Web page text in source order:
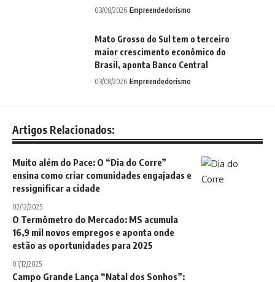
03/08/2026 Empreendedorismo
Mato Grosso do Sul tem o terceiro
maior crescimento econômico do
Brasil, aponta Banco Central
03/08/2026 Empreendedorismo
Artigos Relacionados:
Muito além do Pace: O “Dia do Corre”
ensina como criar comunidades engajadas e
ressignificar a cidade
02/12/2025
O Termômetro do Mercado: MS acumula
16,9 mil novos empregos e aponta onde
estão as oportunidades para 2025
01/12/2025
Campo Grande Lança “Natal dos Sonhos”: